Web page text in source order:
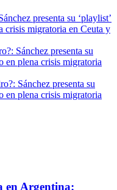
presenta su ‘playlist’
crisis migratoria en Ceuta y
Sánchez presenta su
en plena crisis migratoria
Sánchez presenta su
en plena crisis migratoria
en Argentina: